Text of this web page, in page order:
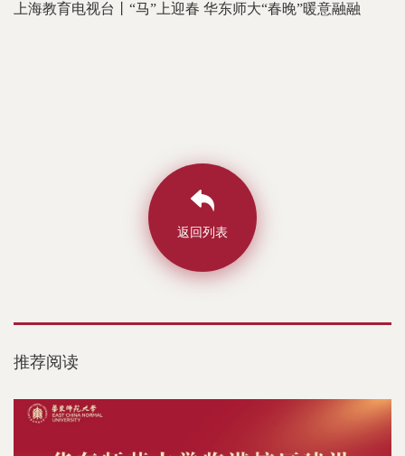
上海教育电视台丨“马”上迎春 华东师大“春晚”暖意融融
返回列表
推荐阅读